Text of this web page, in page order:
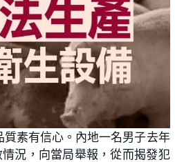
質素有信心。內地一名男子去年
況，向當局舉報，從而揭發犯